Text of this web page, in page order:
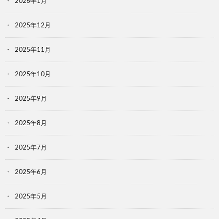
2025年12月
2025年11月
2025年10月
2025年9月
2025年8月
2025年7月
2025年6月
2025年5月